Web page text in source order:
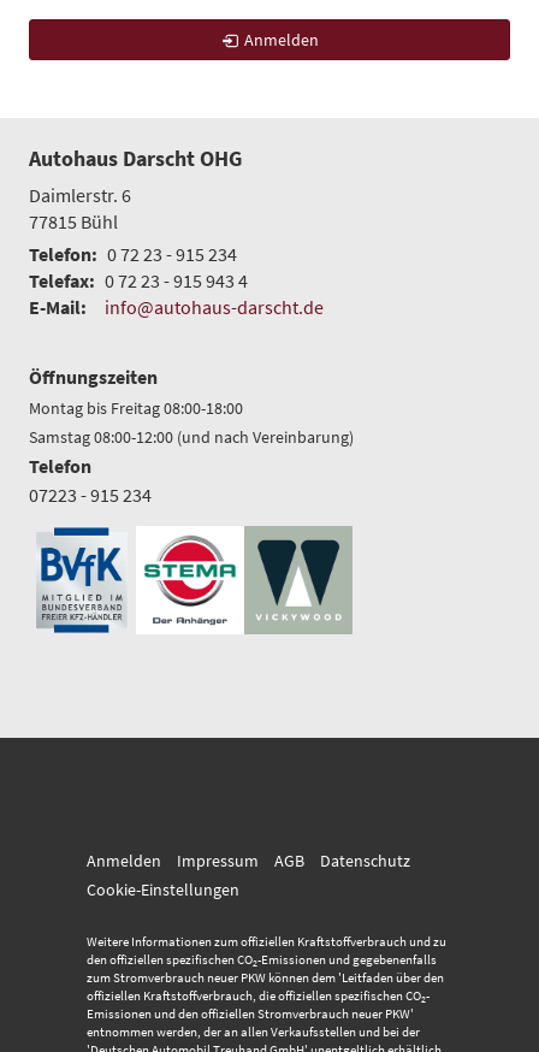
Anmelden
Autohaus Darscht OHG
Daimlerstr. 6
77815 Bühl
Telefon: 0 72 23 - 915 234
Telefax: 0 72 23 - 915 943 4
E-Mail:
info@autohaus-darscht.de
Öffnungszeiten
Montag bis Freitag 08:00-18:00
Samstag 08:00-12:00 (und nach Vereinbarung)
Telefon
07223 - 915 234
Anmelden Impressum AGB
Datenschutz
Cookie-Einstellungen
Weitere Informationen zum offiziellen Kraftstoffverbrauch und zu
den offiziellen spezifischen CO2-Emissionen und gegebenenfalls
zum Stromverbrauch neuer PKW können dem 'Leitfaden über den
offiziellen Kraftstoffverbrauch, die offiziellen spezifischen CO2-
Emissionen und den offiziellen Stromverbrauch neuer PKW'
entnommen werden, der an allen Verkaufsstellen und bei der